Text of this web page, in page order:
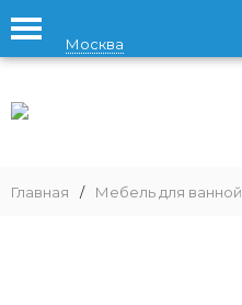
Москва
Главная / Мебель для ванной